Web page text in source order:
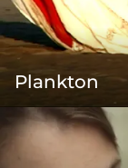
Plankton